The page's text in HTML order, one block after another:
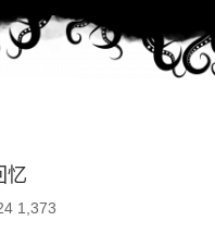
忆
1,373